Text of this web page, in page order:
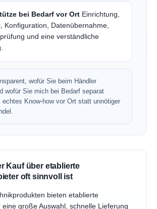
bei Bedarf vor Ort Einrichtung,
Konfiguration, Datenübernahme,
und eine verständliche
wofür Sie beim Händler
wofür Sie mich bei Bedarf separat
echtes Know-how vor Ort statt unnötiger
Kauf über etablierte
oft sinnvoll ist
bieten etablierte
eine große Auswahl, schnelle Lieferung